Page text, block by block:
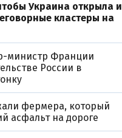
Украина открыла и
кластеры на
министр Франции
России в
фермера, который
асфальт на дороге